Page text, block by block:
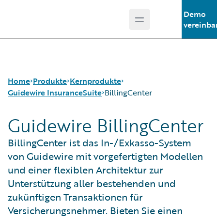
Open main menu
Demo
Home Produkte
Kernprodukte
Guidewire Analytics
Guidewire-Technologie
Guidewire Solutions
Services
Kernprodukte
Guidewire InsuranceSuite
Guidewire InsuranceSuite
BillingCenter
ClaimCenter
PolicyCenter
PricingCenter
UnderwritingCenter
BillingCenter
Guidewire BillingCenter
BillingCenter ist das In-/Exkasso-System
von Guidewire mit vorgefertigten Modellen
und einer flexiblen Architektur zur
Unterstützung aller bestehenden und
zukünftigen Transaktionen für
Versicherungsnehmer. Bieten Sie einen